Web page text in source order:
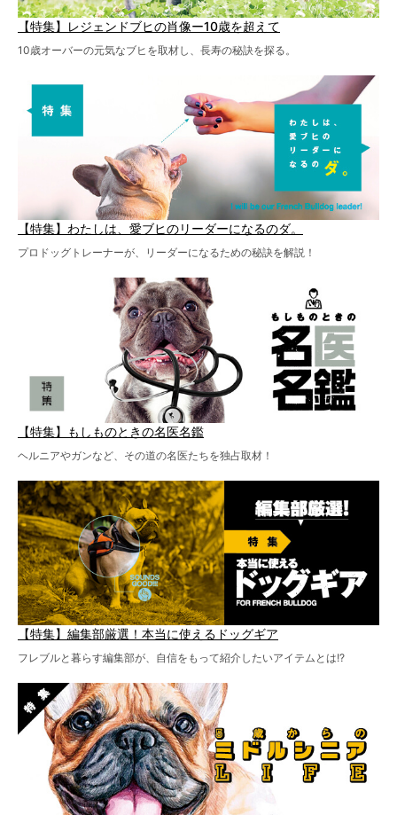
【特集】レジェンドブヒの肖像ー10歳を超えて
10歳オーバーの元気なブヒを取材し、長寿の秘訣を探る。
【特集】わたしは、愛ブヒのリーダーになるのダ。
プロドッグトレーナーが、リーダーになるための秘訣を解説！
【特集】もしものときの名医名鑑
ヘルニアやガンなど、その道の名医たちを独占取材！
【特集】編集部厳選！本当に使えるドッグギア
フレブルと暮らす編集部が、自信をもって紹介したいアイテムとは!?